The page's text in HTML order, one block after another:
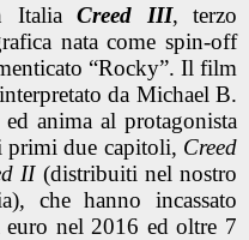
ItaliaCreed III, terzo
nata come spin-off
“Rocky”. Il film
da Michael B.
anima al protagonista
primi due capitoli, Creed
II (distribuiti nel nostro
, che hanno incassato
nel 2016 ed oltre 7